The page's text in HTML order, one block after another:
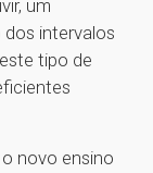
um
intervalos
tipo de
novo ensino